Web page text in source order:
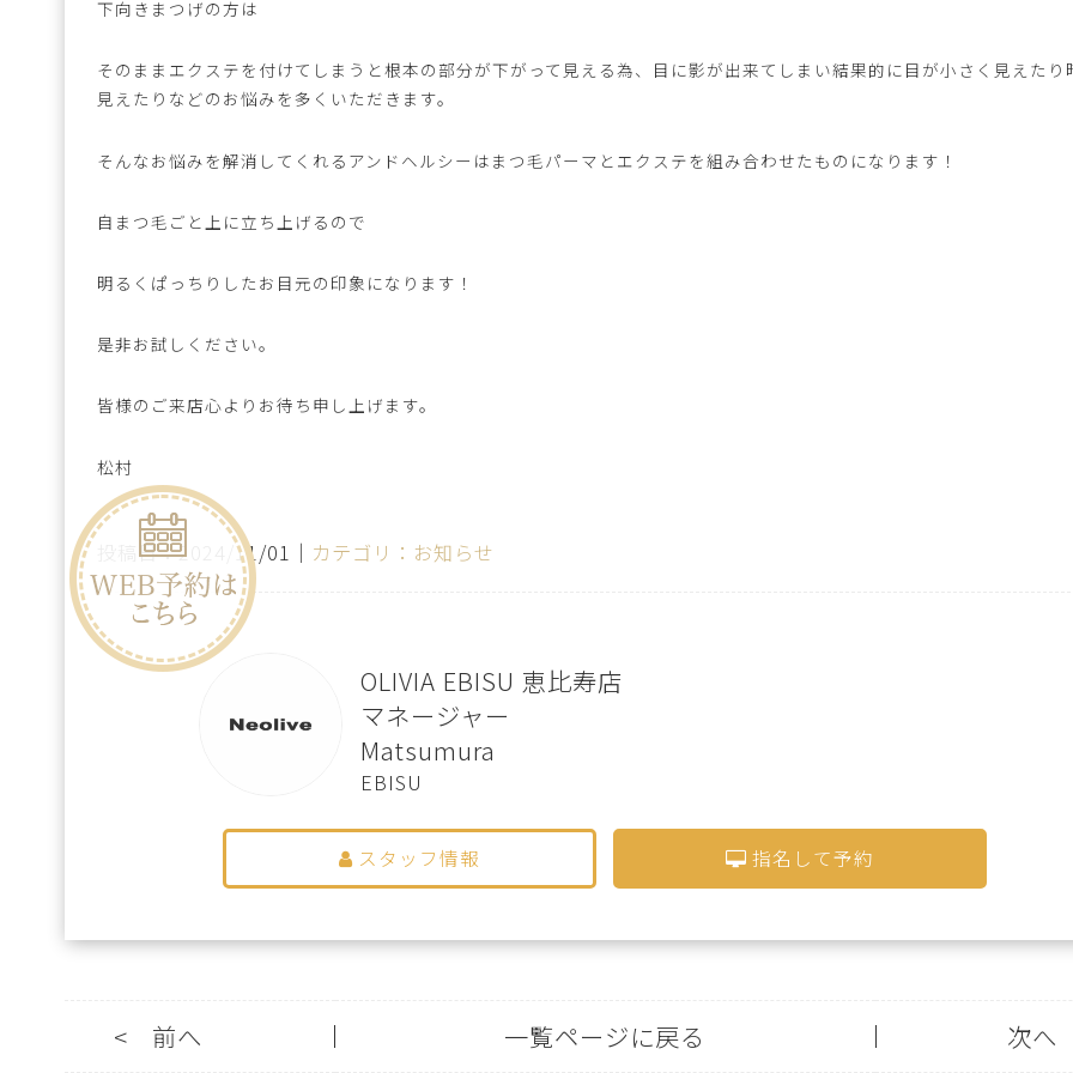
下向きまつげの方は
そのままエクステを付けてしまうと根本の部分が下がって見える為、目に影が出来てしまい結果的に目が小さく見えたり
見えたりなどのお悩みを多くいただきます。
そんなお悩みを解消してくれるアンドヘルシーはまつ毛パーマとエクステを組み合わせたものになります！
自まつ毛ごと上に立ち上げるので
明るくぱっちりしたお目元の印象になります！
是非お試しください。
皆様のご来店心よりお待ち申し上げます。
松村
投稿日：2024/11/01｜ カテゴリ：お知らせ
OLIVIA EBISU 恵比寿店
マネージャー
Matsumura
EBISU
スタッフ情報 指名して予約
< 前へ 一覧ページに戻る 次へ